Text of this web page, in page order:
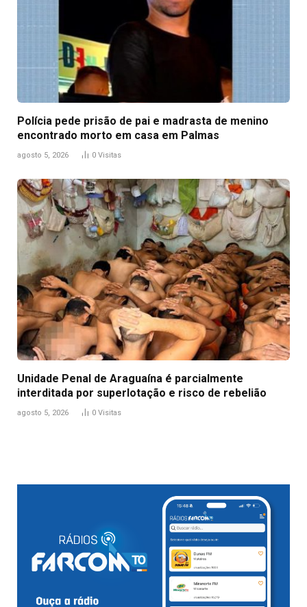
Polícia pede prisão de pai e madrasta de menino
encontrado morto em casa em Palmas
agosto 5, 2026 0 Visitas
Unidade Penal de Araguaína é parcialmente
interditada por superlotação e risco de rebelião
agosto 5, 2026 0 Visitas